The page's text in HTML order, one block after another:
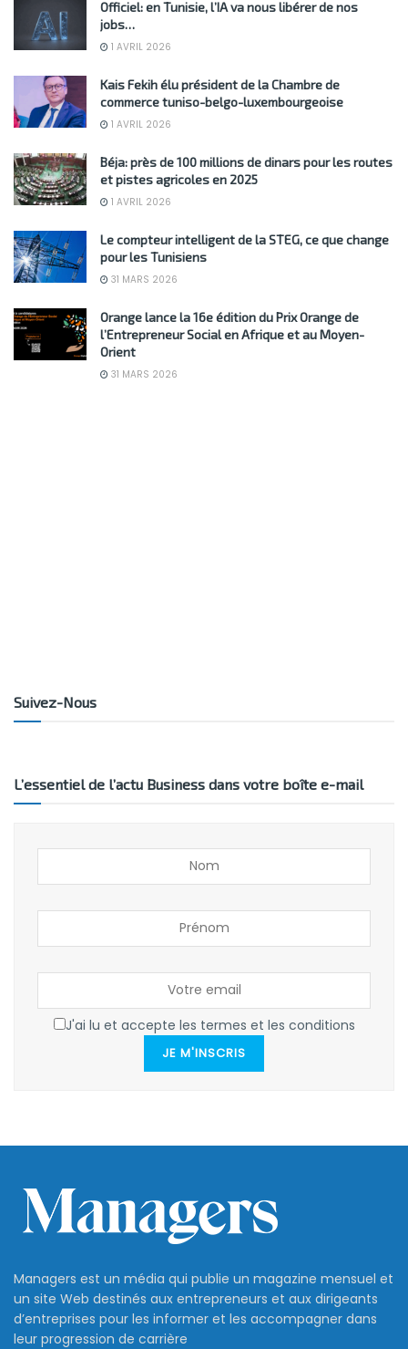
Officiel: en Tunisie, l’IA va nous libérer de nos
jobs…
1 AVRIL 2026
Kais Fekih élu président de la Chambre de
commerce tuniso-belgo-luxembourgeoise
1 AVRIL 2026
Béja: près de 100 millions de dinars pour les routes
et pistes agricoles en 2025
1 AVRIL 2026
Le compteur intelligent de la STEG, ce que change
pour les Tunisiens
31 MARS 2026
Orange lance la 16e édition du Prix Orange de
l’Entrepreneur Social en Afrique et au Moyen-
Orient
31 MARS 2026
Suivez-Nous
L’essentiel de l’actu Business dans votre boîte e-mail
J'ai lu et accepte les termes et les conditions
JE M'INSCRIS
Managers est un média qui publie un magazine mensuel et
un site Web destinés aux entrepreneurs et aux dirigeants
d’entreprises pour les informer et les accompagner dans
leur progression de carrière